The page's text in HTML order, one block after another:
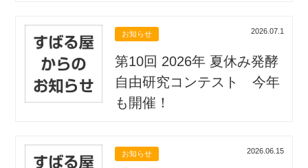
お知らせ 2026.07.1
第10回 2026年 夏休み発酵
自由研究コンテスト 今年
も開催！
お知らせ 2026.06.15